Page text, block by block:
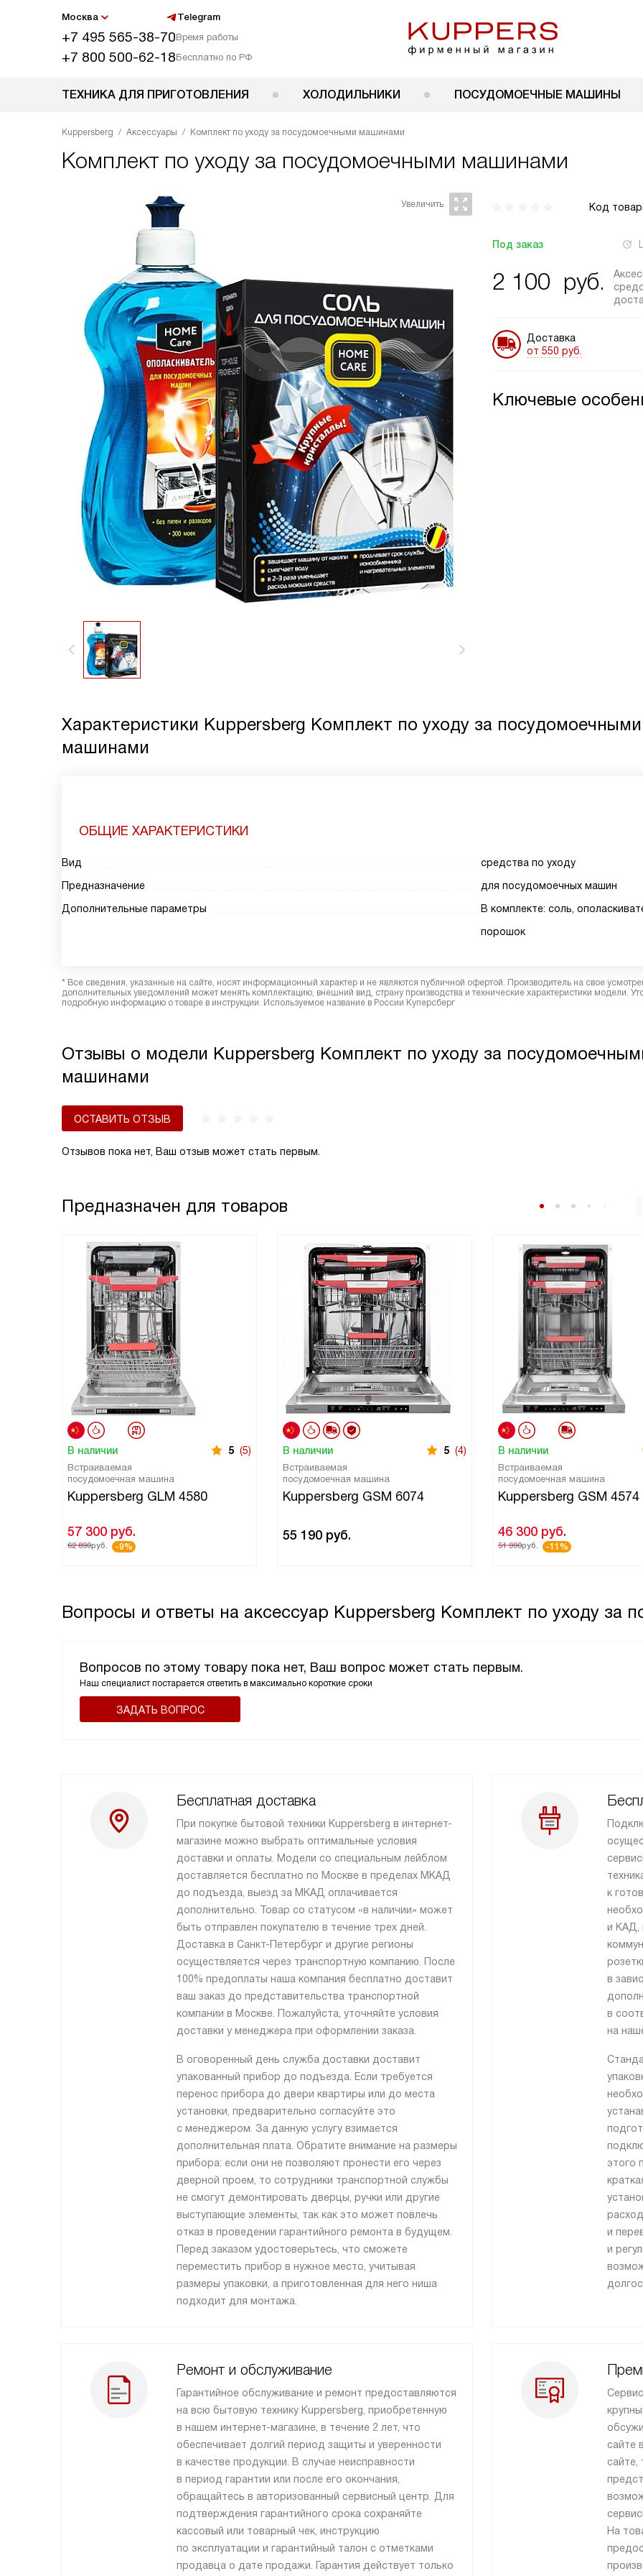
Москва Telegram
+7 495 565-38-70Время работы
+7 800 500-62-18Бесплатно по РФ
ТЕХНИКА ДЛЯ ПРИГОТОВЛЕНИЯ ХОЛОДИЛЬНИКИ ПОСУДОМОЕЧНЫЕ МАШИНЫ
Kuppersberg Аксессуары Комплект по уходу за посудомоечными машинами
Комплект по уходу за посудомоечными машинами
Код
Под заказ
2 100 руб.
Доставка
от 550 руб.
Ключевые
Характеристики Kuppersberg Комплект по уходу за посудомоечными
машинами
ОБЩИЕ ХАРАКТЕРИСТИКИ
Вид
средства по уходу
Предназначение
для посудомоечных машин
Дополнительные параметры
В комплекте: соль,
порошок
* Все сведения, указанные на сайте, носят информационный характер и не являются публичной офертой. Производитель на свое
дополнительных уведомлений может менять комплектацию, внешний вид, страну производства и технические характеристики модели.
подробную информацию о товаре в инструкции. Используемое название в России Куперсберг
Отзывы о модели Kuppersberg Комплект по уходу за
машинами
ОСТАВИТЬ ОТЗЫВ
Отзывов пока нет, Ваш отзыв может стать первым.
Предназначен для товаров
В наличии 5 (5)
Встраиваемая
посудомоечная машина
Kuppersberg GLM 4580
57 300 руб.
62 890руб. -9%
В наличии 5 (4)
Встраиваемая
посудомоечная машина
Kuppersberg GSM 6074
55 190 руб.
В наличии
Встраиваемая
посудомоечная машина
Kuppersberg GSM 4574
46 300 руб.
51 990руб. -11%
Вопросы и ответы на аксессуар Kuppersberg Комплект по уходу за
Вопросов по этому товару пока нет, Ваш вопрос может стать первым.
Наш специалист постарается ответить в максимально короткие сроки
ЗАДАТЬ ВОПРОС
Бесплатная доставка
При покупке бытовой техники Kuppersberg в интернет-
магазине можно выбрать оптимальные условия
доставки и оплаты. Модели со специальным лейблом
доставляется бесплатно по Москве в пределах МКАД
до подъезда, выезд за МКАД оплачивается
дополнительно. Товар со статусом «в наличии» может
быть отправлен покупателю в течение трех дней.
Доставка в Санкт-Петербург и другие регионы
осуществляется через транспортную компанию. После
100% предоплаты наша компания бесплатно доставит
ваш заказ до представительства транспортной
компании в Москве. Пожалуйста, уточняйте условия
доставки у менеджера при оформлении заказа.
В оговоренный день служба доставки доставит
упакованный прибор до подъезда. Если требуется
перенос прибора до двери квартиры или до места
установки, предварительно согласуйте это
с менеджером. За данную услугу взимается
дополнительная плата. Обратите внимание на размеры
прибора: если они не позволяют пронести его через
дверной проем, то сотрудники транспортной службы
не смогут демонтировать дверцы, ручки или другие
выступающие элементы, так как это может повлечь
отказ в проведении гарантийного ремонта в будущем.
Перед заказом удостоверьтесь, что сможете
переместить прибор в нужное место, учитывая
размеры упаковки, а приготовленная для него ниша
подходит для монтажа.
к
и КАД,
в
в
на
этого
и
и
Ремонт и обслуживание
Гарантийное обслуживание и ремонт предоставляются
на всю бытовую технику Kuppersberg, приобретенную
в нашем интернет-магазине, в течение 2 лет, что
обеспечивает долгий период защиты и уверенности
в качестве продукции. В случае неисправности
в период гарантии или после его окончания,
обращайтесь в авторизованный сервисный центр. Для
подтверждения гарантийного срока сохраняйте
кассовый или товарный чек, инструкцию
по эксплуатации и гарантийный талон с отметками
продавца о дате продажи. Гарантия действует только
сайте
На